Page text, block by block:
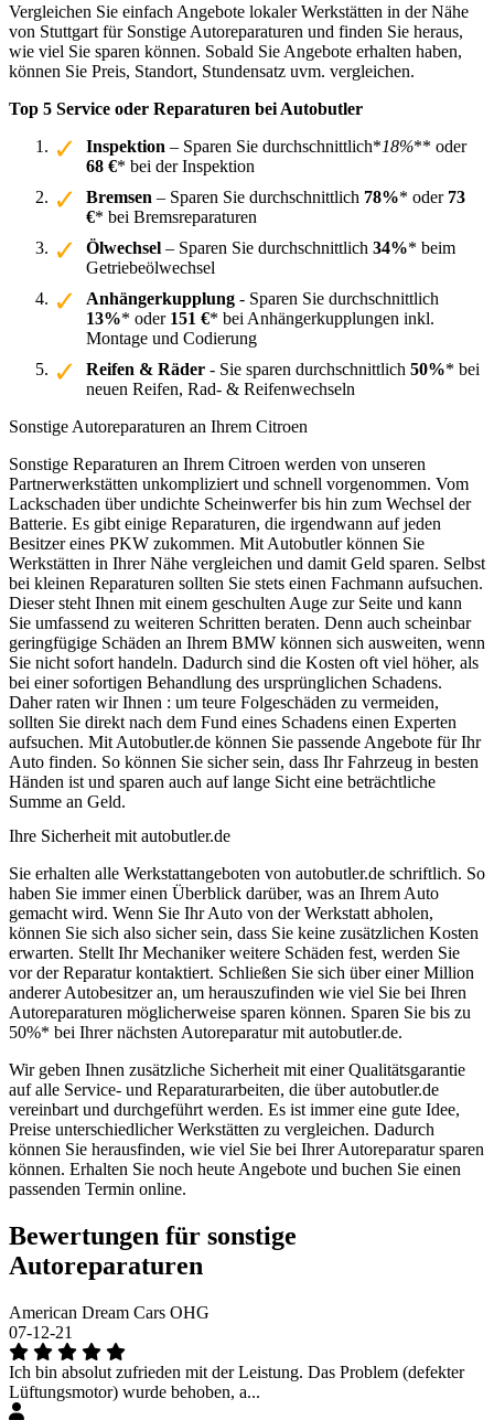
Vergleichen Sie einfach Angebote lokaler Werkstätten in der Nähe
von Stuttgart für Sonstige Autoreparaturen und finden Sie heraus,
wie viel Sie sparen können. Sobald Sie Angebote erhalten haben,
können Sie Preis, Standort, Stundensatz uvm. vergleichen.
Top 5 Service oder Reparaturen bei Autobutler
Inspektion – Sparen Sie durchschnittlich*18%** oder
68 €* bei der Inspektion
Bremsen – Sparen Sie durchschnittlich 78%* oder 73
€* bei Bremsreparaturen
Ölwechsel – Sparen Sie durchschnittlich 34%* beim
Getriebeölwechsel
Anhängerkupplung - Sparen Sie durchschnittlich
13%* oder 151 €* bei Anhängerkupplungen inkl.
Montage und Codierung
Reifen & Räder - Sie sparen durchschnittlich 50%* bei
neuen Reifen, Rad- & Reifenwechseln
Sonstige Autoreparaturen an Ihrem Citroen
Sonstige Reparaturen an Ihrem Citroen werden von unseren
Partnerwerkstätten unkompliziert und schnell vorgenommen. Vom
Lackschaden über undichte Scheinwerfer bis hin zum Wechsel der
Batterie. Es gibt einige Reparaturen, die irgendwann auf jeden
Besitzer eines PKW zukommen. Mit Autobutler können Sie
Werkstätten in Ihrer Nähe vergleichen und damit Geld sparen. Selbst
bei kleinen Reparaturen sollten Sie stets einen Fachmann aufsuchen.
Dieser steht Ihnen mit einem geschulten Auge zur Seite und kann
Sie umfassend zu weiteren Schritten beraten. Denn auch scheinbar
geringfügige Schäden an Ihrem BMW können sich ausweiten, wenn
Sie nicht sofort handeln. Dadurch sind die Kosten oft viel höher, als
bei einer sofortigen Behandlung des ursprünglichen Schadens.
Daher raten wir Ihnen : um teure Folgeschäden zu vermeiden,
sollten Sie direkt nach dem Fund eines Schadens einen Experten
aufsuchen. Mit Autobutler.de können Sie passende Angebote für Ihr
Auto finden. So können Sie sicher sein, dass Ihr Fahrzeug in besten
Händen ist und sparen auch auf lange Sicht eine beträchtliche
Summe an Geld.
Ihre Sicherheit mit autobutler.de
Sie erhalten alle Werkstattangeboten von autobutler.de schriftlich. So
haben Sie immer einen Überblick darüber, was an Ihrem Auto
gemacht wird. Wenn Sie Ihr Auto von der Werkstatt abholen,
können Sie sich also sicher sein, dass Sie keine zusätzlichen Kosten
erwarten. Stellt Ihr Mechaniker weitere Schäden fest, werden Sie
vor der Reparatur kontaktiert. Schließen Sie sich über einer Million
anderer Autobesitzer an, um herauszufinden wie viel Sie bei Ihren
Autoreparaturen möglicherweise sparen können. Sparen Sie bis zu
50%* bei Ihrer nächsten Autoreparatur mit autobutler.de.
Wir geben Ihnen zusätzliche Sicherheit mit einer Qualitätsgarantie
auf alle Service- und Reparaturarbeiten, die über autobutler.de
vereinbart und durchgeführt werden. Es ist immer eine gute Idee,
Preise unterschiedlicher Werkstätten zu vergleichen. Dadurch
können Sie herausfinden, wie viel Sie bei Ihrer Autoreparatur sparen
können. Erhalten Sie noch heute Angebote und buchen Sie einen
passenden Termin online.
Bewertungen für sonstige
Autoreparaturen
American Dream Cars OHG
07-12-21
Ich bin absolut zufrieden mit der Leistung. Das Problem (defekter
Lüftungsmotor) wurde behoben, a...